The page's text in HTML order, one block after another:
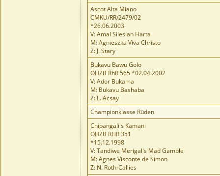
Ascot Alta Miano
CMKU/RR/2479/02
*26.06.2003
V: Amal Silesian Harta
M: Agnieszka Viva Christo
Z: J. Stary
Bukavu Bawu Golo
ÖHZB RhR 565 *02.04.2002
V: Ador Bukama
M: Bukavu Bashaba
Z: L. Acsay
Championklasse Rüden
Chipangali's Kamani
ÖHZB RHR 351
*15.12.1998
V: Tandiwe Merigal's Mad Gamble
M: Agnes Visconte de Simon
Z: N. Roth-Callies